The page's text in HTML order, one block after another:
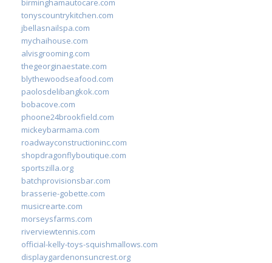
tonyscountrykitchen.com
jbellasnailspa.com
mychaihouse.com
alvisgrooming.com
thegeorginaestate.com
blythewoodseafood.com
paolosdelibangkok.com
bobacove.com
phoone24brookfield.com
mickeybarmama.com
roadwayconstructioninc.com
shopdragonflyboutique.com
sportszilla.org
batchprovisionsbar.com
brasserie-gobette.com
musicrearte.com
morseysfarms.com
riverviewtennis.com
official-kelly-toys-squishmallows.com
displaygardenonsuncrest.org